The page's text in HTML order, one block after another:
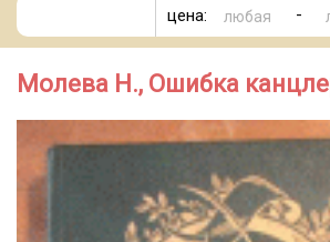
цена: -
Молева Н., Ошибка